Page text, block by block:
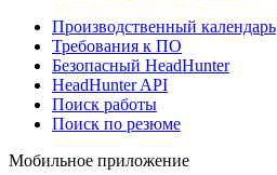
Производственный календарь
Требования к ПО
Безопасный HeadHunter
HeadHunter API
Поиск работы
Поиск по резюме
Мобильное приложение